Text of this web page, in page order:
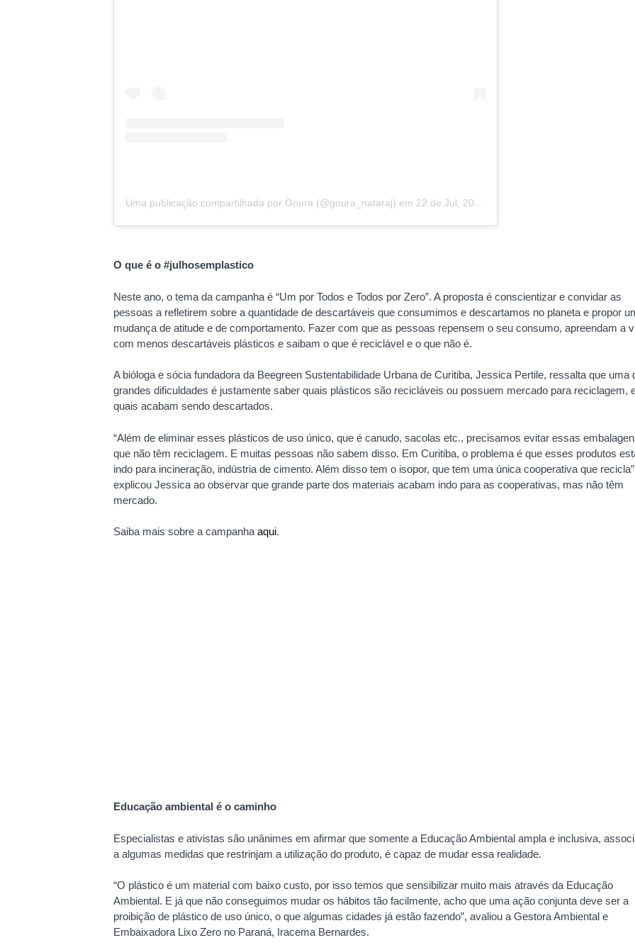
Uma publicação compartilhada por Goura (@goura_nataraj) em 22 de Jul, 2020 às 4:08 PDT
O que é o #julhosemplastico
Neste ano, o tema da campanha é “Um por Todos e Todos por Zero”. A proposta é conscientizar e convidar as
pessoas a refletirem sobre a quantidade de descartáveis que consumimos e descartamos no planeta e propor
mudança de atitude e de comportamento. Fazer com que as pessoas repensem o seu consumo, apreendam a
com menos descartáveis plásticos e saibam o que é reciclável e o que não é.
A bióloga e sócia fundadora da Beegreen Sustentabilidade Urbana de Curitiba, Jessica Pertile, ressalta que uma
grandes dificuldades é justamente saber quais plásticos são recicláveis ou possuem mercado para reciclagem,
quais acabam sendo descartados.
“Além de eliminar esses plásticos de uso único, que é canudo, sacolas etc., precisamos evitar essas
que não têm reciclagem. E muitas pessoas não sabem disso. Em Curitiba, o problema é que esses produtos
indo para incineração, indústria de cimento. Além disso tem o isopor, que tem uma única cooperativa que
explicou Jessica ao observar que grande parte dos materiais acabam indo para as cooperativas, mas não têm
mercado.
Saiba mais sobre a campanha aqui.
Educação ambiental é o caminho
Especialistas e ativistas são unânimes em afirmar que somente a Educação Ambiental ampla e inclusiva,
a algumas medidas que restrinjam a utilização do produto, é capaz de mudar essa realidade.
“O plástico é um material com baixo custo, por isso temos que sensibilizar muito mais através da Educação
Ambiental. E já que não conseguimos mudar os hábitos tão facilmente, acho que uma ação conjunta deve ser a
proibição de plástico de uso único, o que algumas cidades já estão fazendo”, avaliou a Gestora Ambiental e
Embaixadora Lixo Zero no Paraná, Iracema Bernardes.